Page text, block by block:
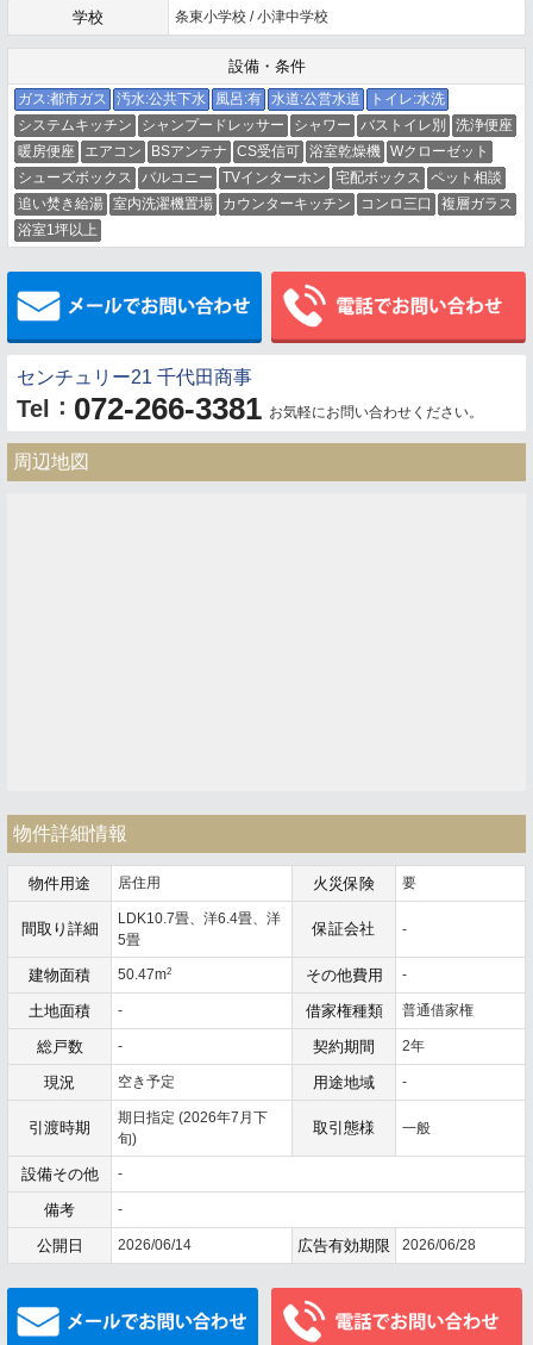
学校 条東小学校 / 小津中学校
設備・条件
ガス:都市ガス 汚水:公共下水 風呂:有 水道:公営水道
トイレ:水洗
システムキッチン
シャンプードレッサー シャワー バストイレ別
洗浄便座
暖房便座
エアコン BSアンテナ CS受信可 浴室乾燥機 Wクローゼット
シューズボックス
バルコニー TVインターホン 宅配ボックス
ペット相談
追い焚き給湯 室内洗濯機置場 カウンターキッチン コンロ三口
複層ガラス
浴室1坪以上
メールでお問い合わせ
センチュリー21 千代田商事
Tel ： 072-266-3381 お気軽にお問い合わせください。
周辺地図
物件詳細情報
物件用途 居住用 火災保険 要
間取り詳細
LDK10.7畳、洋6.4畳、洋
5畳
保証会社 -
建物面積 50.47m2 その他費用 -
土地面積 - 借家権種類 普通借家権
総戸数 - 契約期間 2年
現況 空き予定 用途地域 -
引渡時期
期日指定 (2026年7月下
旬)
取引態様 一般
設備その他 -
備考 -
公開日 2026/06/14 広告有効期限 2026/06/28
メールでお問い合わせ